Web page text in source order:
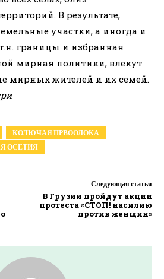
В результате,
участки, а иногда и
границы и избранная
мирная политики, влекут
мирных жителей и их семей.
КОЛЮЧАЯ ПРВООЛОКА
ОСЕТИЯ
Следующая статья
В Грузии пройдут акции
протеста «СТОП! насилию
против женщин»